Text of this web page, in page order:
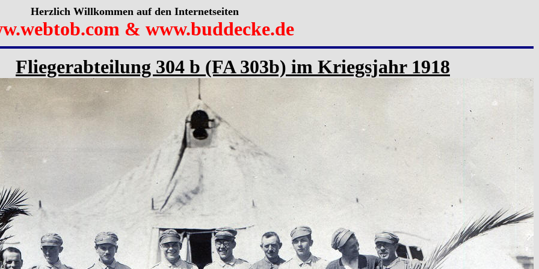
Herzlich Willkommen auf den Internetseiten
& www.buddecke.de
Fliegerabteilung 304 b (FA 303b) im Kriegsjahr 1918